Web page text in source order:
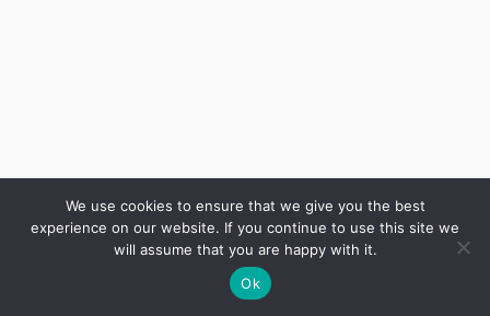
Copyright © 2026 LES ANNALES DES MINES | Powered by Thème WordPress Astra
We use cookies to ensure that we give you the best
experience on our website. If you continue to use this site we
will assume that you are happy with it.
Ok